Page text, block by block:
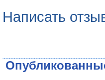
Написать